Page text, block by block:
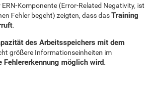
Komponente (Error-Related Negativity, ist
Fehler begeht) zeigten, dass dasTraining
.
des Arbeitsspeichers mit dem
größere Informationseinheiten im
Fehlererkennung möglich wird.